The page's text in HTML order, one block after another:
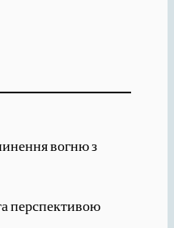
вогню з
перспективою